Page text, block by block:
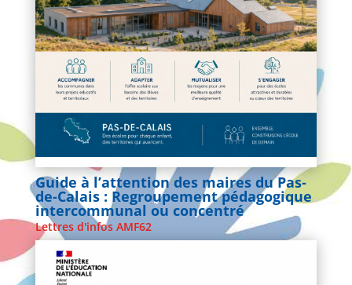
Guide à l’attention des maires du Pas-
de-Calais : Regroupement pédagogique
intercommunal ou concentré
Lettres d'infos AMF62